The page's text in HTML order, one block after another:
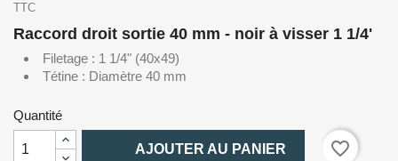
TTC
Raccord droit sortie 40 mm - noir à visser 1 1/4'
Filetage : 1 1/4" (40x49)
Tétine : Diamètre 40 mm
Quantité
AJOUTER AU PANIER
favorite_border